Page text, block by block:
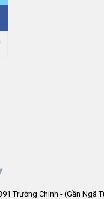
Trường Chinh - (Gần Ngã